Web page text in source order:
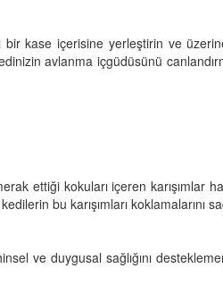
bir kase içerisine yerleştirin ve
avlanma içgüdüsünü
ettiği kokuları içeren karışımlar
bu karışımları koklamalarını
ve duygusal sağlığını